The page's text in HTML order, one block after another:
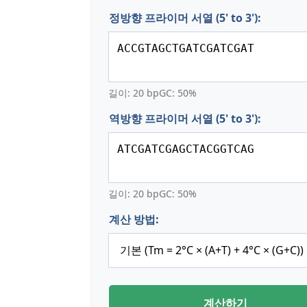
정방향 프라이머 서열 (5' to 3'):
길이: 20 bpGC: 50%
역방향 프라이머 서열 (5' to 3'):
길이: 20 bpGC: 50%
계산 방법:
계산하기